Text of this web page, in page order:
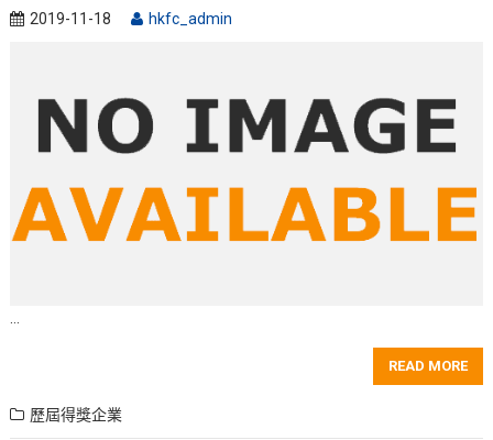
2019-11-18 hkfc_admin
…
READ MORE
歷屆得獎企業